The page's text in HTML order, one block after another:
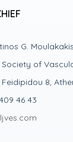
G.
Society of
8,
46 43